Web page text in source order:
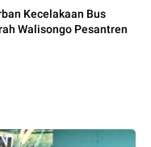
Kecelakaan Bus
Walisongo Pesantren